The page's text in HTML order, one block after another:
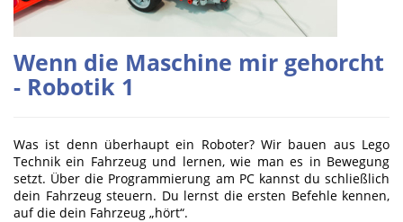
Wenn die Maschine mir gehorcht
- Robotik 1
Was ist denn überhaupt ein Roboter? Wir bauen aus Lego
Technik ein Fahrzeug und lernen, wie man es in Bewegung
setzt. Über die Programmierung am PC kannst du schließlich
dein Fahrzeug steuern. Du lernst die ersten Befehle kennen,
auf die dein Fahrzeug „hört“.